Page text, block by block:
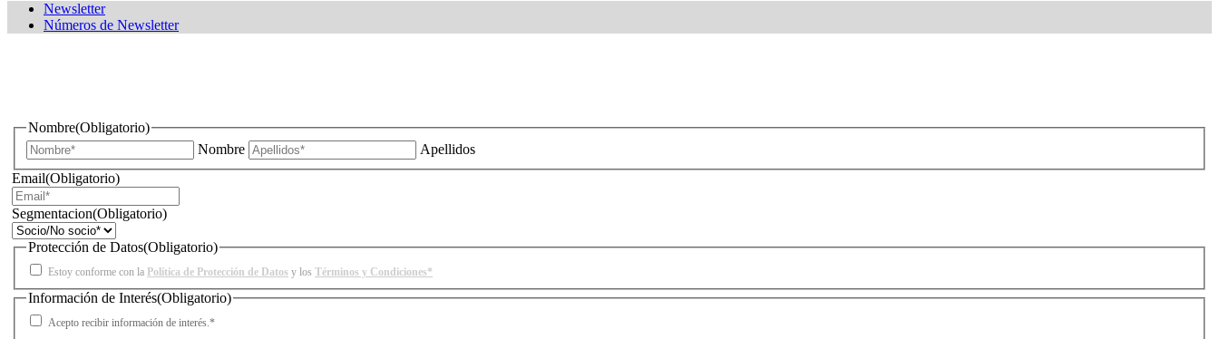
Newsletter
Números de Newsletter
Nombre(Obligatorio)
Nombre
Apellidos
Email(Obligatorio)
Segmentacion(Obligatorio)
Protección de Datos(Obligatorio)
Estoy conforme con la Política de Protección de Datos y los Términos y Condiciones*
Información de Interés(Obligatorio)
Acepto recibir información de interés.*